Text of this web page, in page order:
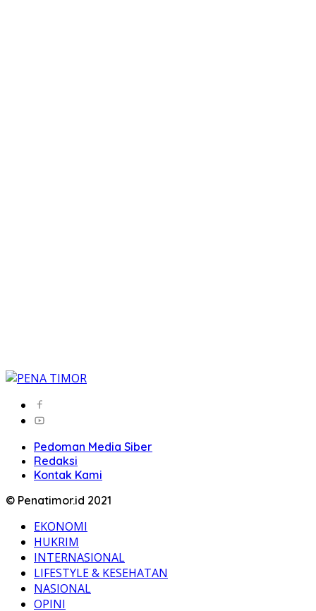
Pedoman Media Siber
Redaksi
Kontak Kami
© Penatimor.id 2021
EKONOMI
HUKRIM
INTERNASIONAL
LIFESTYLE & KESEHATAN
NASIONAL
OPINI